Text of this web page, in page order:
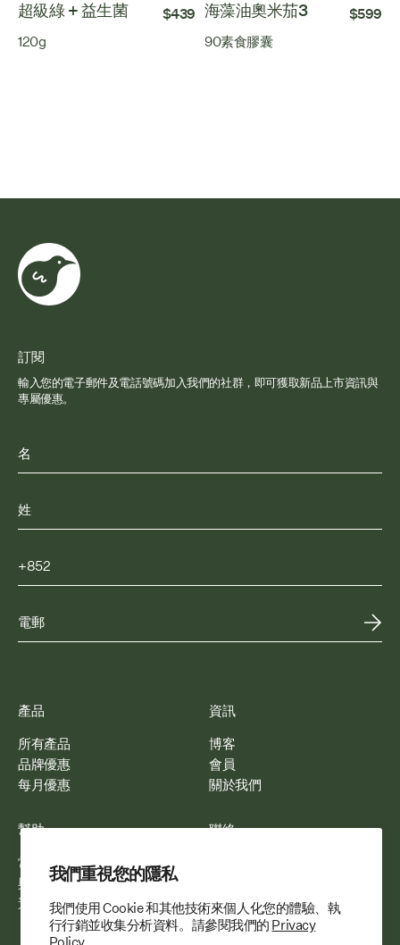
我們重視您的隱私
我們使用 Cookie 和其他技術來個人化您的體驗、執
行行銷並收集分析資料。請參閱我們的 Privacy
超級綠 + 益生菌 $439
120g
海藻油奧米茄3 $599
90素食膠囊
產品
所有產品
品牌優惠
每月優惠
資訊
博客
會員
關於我們
幫助
常見問題
與我們合作
運送與配送
聯絡
訂閱
輸入您的電子郵件及電話號碼加入我們的社群，即可獲取新品上市資訊與
專屬優惠。